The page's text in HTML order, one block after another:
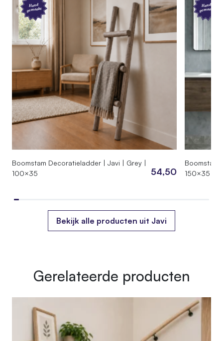
Hand
gemaakt
Boomstam Decoratieladder | Javi | Grey |
100×35
54,50
Hand
gemaakt
Boomstam
150×35
Bekijk alle producten uit Javi
Gerelateerde producten